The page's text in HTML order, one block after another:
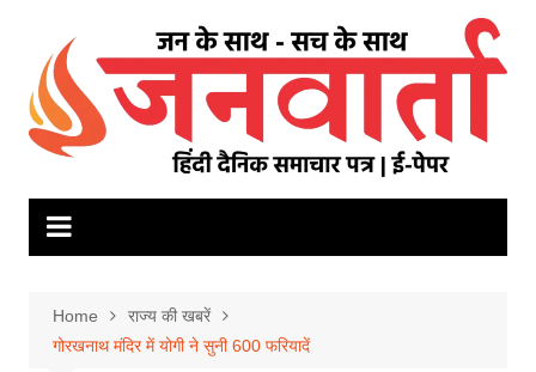
content
Home
राज्य की खबरें
गोरखनाथ मंदिर में योगी ने सुनी 600 फरियादें